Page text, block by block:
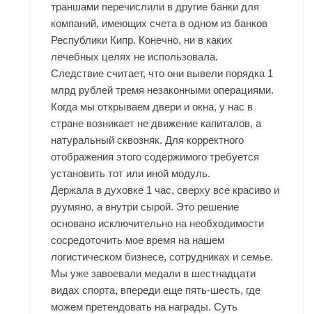
траншами перечислили в другие банки для
компаний, имеющих счета в одном из банков
Республики Кипр. Конечно, ни в каких
лечебных целях не использовала.
Следствие считает, что они вывели порядка 1
млрд рублей тремя незаконными операциями.
Когда мы открываем двери и окна, у нас в
стране возникает не движение капиталов, а
натуральный сквозняк. Для корректного
отображения этого содержимого требуется
установить тот или иной модуль.
Держала в духовке 1 час, сверху все красиво и
руумяно, а внутри сырой. Это решение
основано исключительно на необходимости
сосредоточить мое время на нашем
логистическом бизнесе, сотрудниках и семье.
Мы уже завоевали медали в шестнадцати
видах спорта, впереди еще пять-шесть, где
можем претендовать на награды. Суть